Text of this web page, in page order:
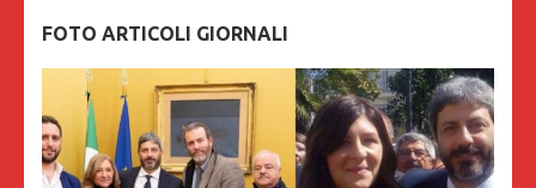
FOTO ARTICOLI GIORNALI